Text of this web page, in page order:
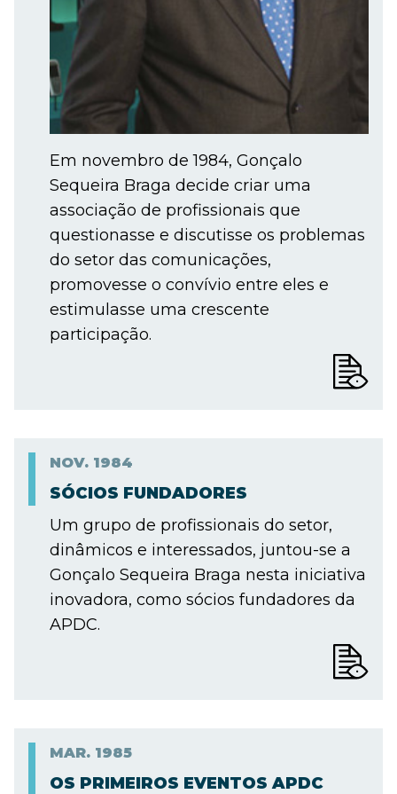
Em novembro de 1984, Gonçalo
Sequeira Braga decide criar uma
associação de profissionais que
questionasse e discutisse os problemas
do setor das comunicações,
promovesse o convívio entre eles e
estimulasse uma crescente
participação.
NOV. 1984
SÓCIOS FUNDADORES
Um grupo de profissionais do setor,
dinâmicos e interessados, juntou-se a
Gonçalo Sequeira Braga nesta iniciativa
inovadora, como sócios fundadores da
APDC.
MAR. 1985
OS PRIMEIROS EVENTOS APDC